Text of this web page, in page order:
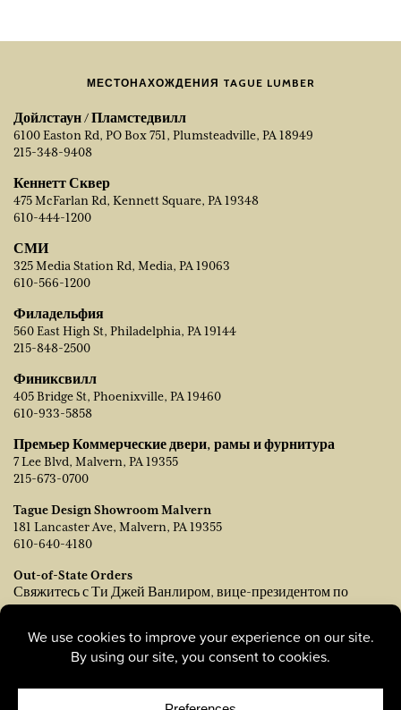
МЕСТОНАХОЖДЕНИЯ TAGUE LUMBER
Дойлстаун / Пламстедвилл
6100 Easton Rd, PO Box 751, Plumsteadville, PA 18949
215-348-9408
Кеннетт Сквер
475 McFarlan Rd, Kennett Square, PA 19348
610-444-1200
СМИ
325 Media Station Rd, Media, PA 19063
610-566-1200
Филадельфия
560 East High St, Philadelphia, PA 19144
215-848-2500
Финиксвилл
405 Bridge St, Phoenixville, PA 19460
610-933-5858
Премьер Коммерческие двери, рамы и фурнитура
7 Lee Blvd, Malvern, PA 19355
215-673-0700
Tague Design Showroom Malvern
181 Lancaster Ave, Malvern, PA 19355
610-640-4180
Out-of-State Orders
Свяжитесь с Ти Джей Ванлиром, вице-президентом по
продажам:
215-778-6463